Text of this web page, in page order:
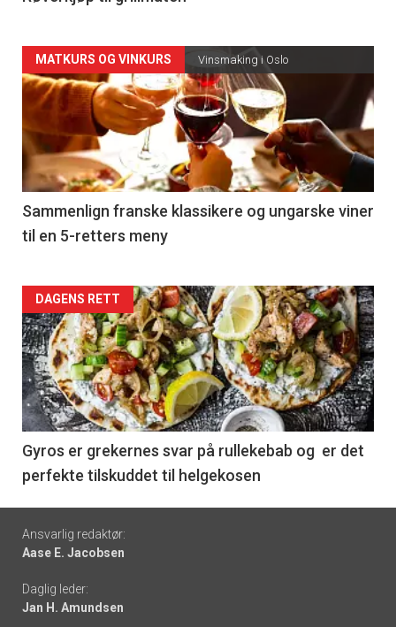
Forsiden
akkurat
nå
-
5
MATKURS OG VINKURS Vinsmaking i Oslo
Sammenlign franske klassikere og ungarske viner
til en 5-retters meny
Forsiden
akkurat
nå
-
6
DAGENS RETT
Gyros er grekernes svar på rullekebab og er det
perfekte tilskuddet til helgekosen
Footer
-
links
Ansvarlig redaktør:
Aase E. Jacobsen
Daglig leder:
Jan H. Amundsen